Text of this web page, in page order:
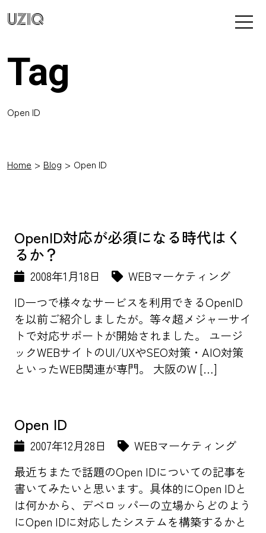
UZIQ
Tag
Open ID
Home Blog Open ID
OpenID対応が必須になる時代はく
るか？
2008年1月18日
WEBマーケティング
ID一つで様々なサービスを利用できるOpenID
を以前ご紹介しましたが。等々超メジャーサイ
トで対応サポートが開始されました。 ユージ
ックWEBサイトのUI/UXやSEO対策・AIO対策
といったWEB関連が専門。 大阪のW […]
Open ID
2007年12月28日
WEBマーケティング
最近ちまたで話題のOpen IDについての記事を
書いてみたいと思います。具体的にOpen IDと
は何かから、デベロッパーの立場からどのよう
にOpen IDに対応したシステムを構築するかと